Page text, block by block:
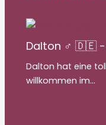
Dalton ♂ 🇩🇪
Dalton hat eine
willkommen im…